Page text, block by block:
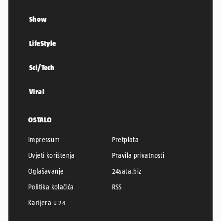
Show
LifeStyle
Sci/Tech
Viral
OSTALO
Impressum
Pretplata
Uvjeti korištenja
Pravila privatnosti
Oglašavanje
24sata.biz
Politika kolačića
RSS
Karijera u 24